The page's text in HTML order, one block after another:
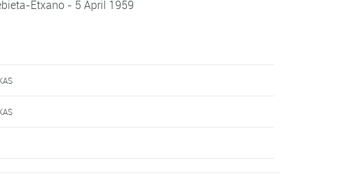
Etxano - 5 April 1959